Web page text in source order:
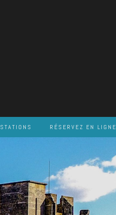
RÉSERVEZ EN LIGNE